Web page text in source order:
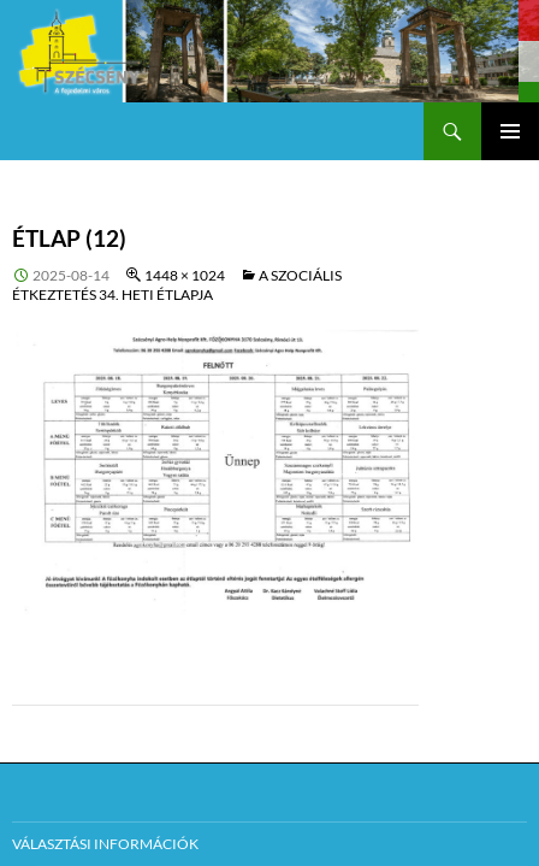
ÉTLAP (12)
2025-08-14 1448 × 1024
A SZOCIÁLIS
ÉTKEZTETÉS 34. HETI ÉTLAPJA
VÁLASZTÁSI INFORMÁCIÓK